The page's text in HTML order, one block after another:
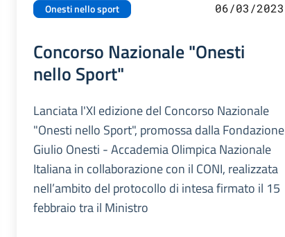
Onesti nello sport 06/03/2023
Concorso Nazionale "Onesti
nello Sport"
Lanciata l'XI edizione del Concorso Nazionale
"Onesti nello Sport", promossa dalla Fondazione
Giulio Onesti - Accademia Olimpica Nazionale
Italiana in collaborazione con il CONI, realizzata
nell’ambito del protocollo di intesa firmato il 15
febbraio tra il Ministro